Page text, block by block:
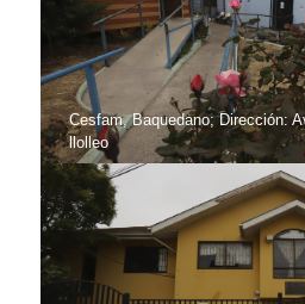
Cesfam, Baquedano; Dirección:
llolleo